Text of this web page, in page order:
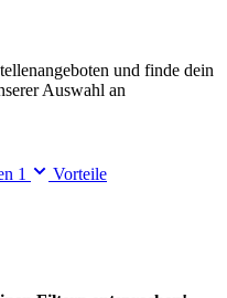
und finde dein
Auswahl an
1 Vorteile